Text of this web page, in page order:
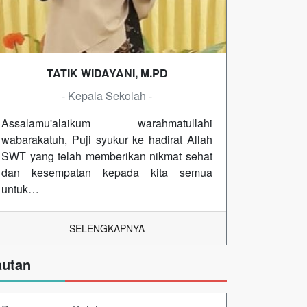
TATIK WIDAYANI, M.PD
- Kepala Sekolah -
Assalamu'alaikum warahmatullahi
wabarakatuh, Puji syukur ke hadirat Allah
SWT yang telah memberikan nikmat sehat
dan kesempatan kepada kita semua
untuk…
SELENGKAPNYA